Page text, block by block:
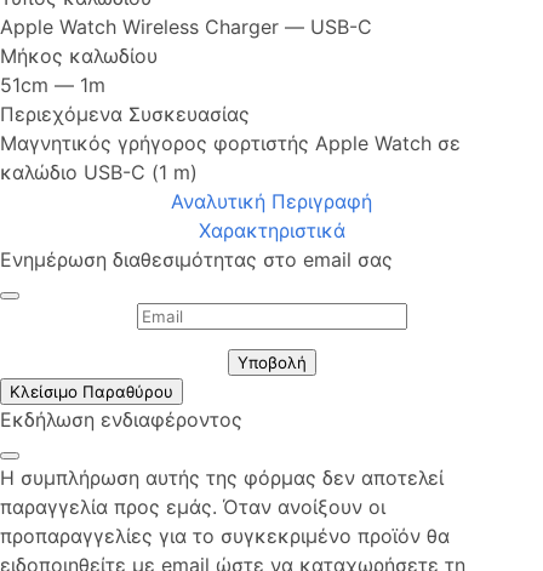
Apple Watch Wireless Charger ― USB-C
Μήκος καλωδίου
51cm ― 1m
Περιεχόμενα Συσκευασίας
Μαγνητικός γρήγορος φορτιστής Apple Watch σε
καλώδιο USB-C (1 m)
Αναλυτική Περιγραφή
Χαρακτηριστικά
Ενημέρωση διαθεσιμότητας στο email σας
Υποβολή
Κλείσιμο Παραθύρου
Εκδήλωση ενδιαφέροντος
Η συμπλήρωση αυτής της φόρμας δεν αποτελεί
παραγγελία προς εμάς. Όταν ανοίξουν οι
προπαραγγελίες για το συγκεκριμένο προϊόν θα
ειδοποιηθείτε με email ώστε να καταχωρήσετε τη